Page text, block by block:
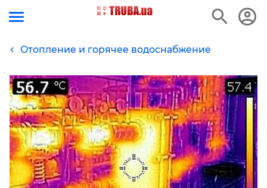
Отопление и горячее водоснабжение